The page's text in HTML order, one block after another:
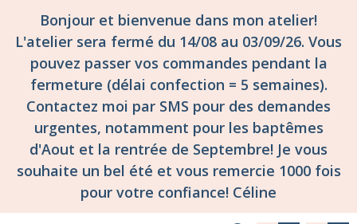
Bonjour et bienvenue dans mon atelier!
L'atelier sera fermé du 14/08 au 03/09/26. Vous
pouvez passer vos commandes pendant la
fermeture (délai confection = 5 semaines).
Contactez moi par SMS pour des demandes
urgentes, notamment pour les baptêmes
d'Aout et la rentrée de Septembre! Je vous
souhaite un bel été et vous remercie 1000 fois
pour votre confiance! Céline
Fermer
FILTRES
Tous
produits
Tissuthèques
les